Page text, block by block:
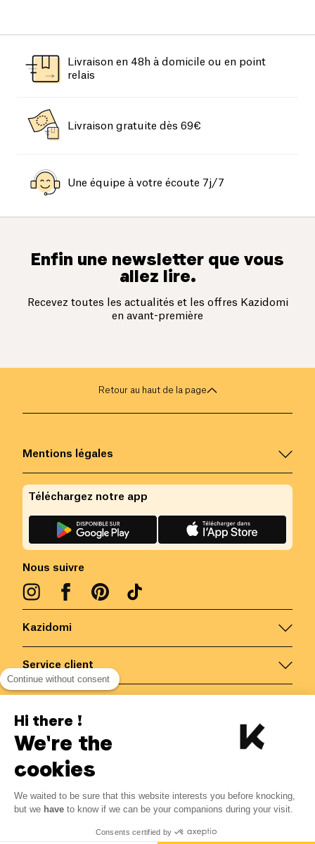
Livraison en 48h à domicile ou en point
relais
Livraison gratuite dès 69€
Une équipe à votre écoute 7j/7
Enfin une newsletter que vous
allez lire.
Recevez toutes les actualités et les offres Kazidomi
en avant-première
8.78€ 7.46 € -15% ?
Economisez 1.32 € avec K+
Retour au haut de la page
Kazidomi
Service client
Mentions légales
Nous suivre
Téléchargez notre app
Belgique/FR
Tous droits réservés
Continue without consent
Hi there !
We're the
cookies
We waited to be sure that this website interests you before knocking,
but we have to know if we can be your companions during your visit.
Consents certified by